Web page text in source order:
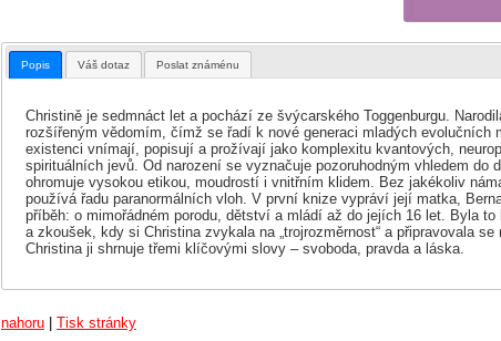
Popis Váš dotaz Poslat známénu
Christině je sedmnáct let a pochází ze švýcarského Toggenburgu.
rozšířeným vědomím, čímž se řadí k nové generaci mladých evolučních
existenci vnímají, popisují a prožívají jako komplexitu kvantových,
spirituálních jevů. Od narození se vyznačuje pozoruhodným vhledem do
ohromuje vysokou etikou, moudrostí i vnitřním klidem. Bez jakékoliv
používá řadu paranormálních vloh. V první knize vypráví její matka,
příběh: o mimořádném porodu, dětství a mládí až do jejích 16 let. Byla
a zkoušek, kdy si Christina zvykala na „trojrozměrnost“ a připravovala
Christina ji shrnuje třemi klíčovými slovy – svoboda, pravda a láska.
nahoru | Tisk stránky